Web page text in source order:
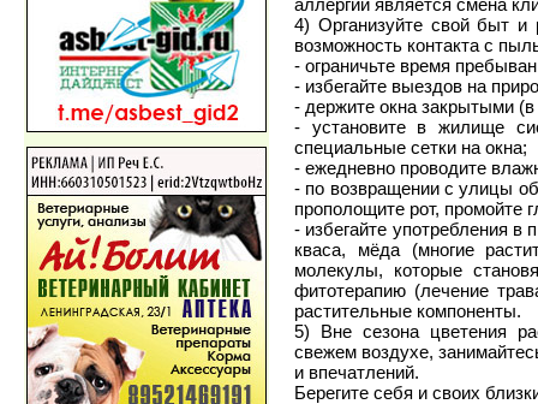
4) Организуйте свой быт и
возможность контакта с
- ограничьте время
- избегайте выездов на
- держите окна закрытыми
- установите в жилище
специальные сетки на окна;
- ежедневно проводите
- по возвращении с улицы
прополощите рот, промойте
- избегайте употребления в
кваса, мёда (многие
молекулы, которые
фитотерапию (лечение
растительные компоненты.
5) Вне сезона цветения
свежем воздухе,
и впечатлений.
Берегите себя и своих